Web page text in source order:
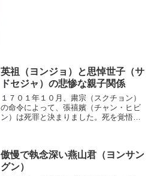
英祖（ヨンジョ）と思悼世子（サ
ドセジャ）の悲惨な親子関係
１７０１年１０月、粛宗（スクチョン）
の命令によって、張禧嬪（チャン・ヒビ
ン）は死罪と決まりました。死を覚悟し
(adsbygoogle...
傲慢で執念深い燕山君（ヨンサン
グン）